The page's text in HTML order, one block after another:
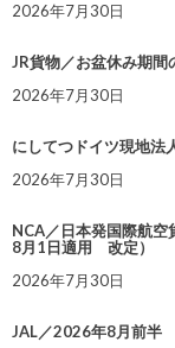
2026年7月30日
JR貨物／お盆休み期間
2026年7月30日
にしてつドイツ現地法
2026年7月30日
NCA／日本発国際航
8月1日適用 改定）
2026年7月30日
JAL／2026年8月前半